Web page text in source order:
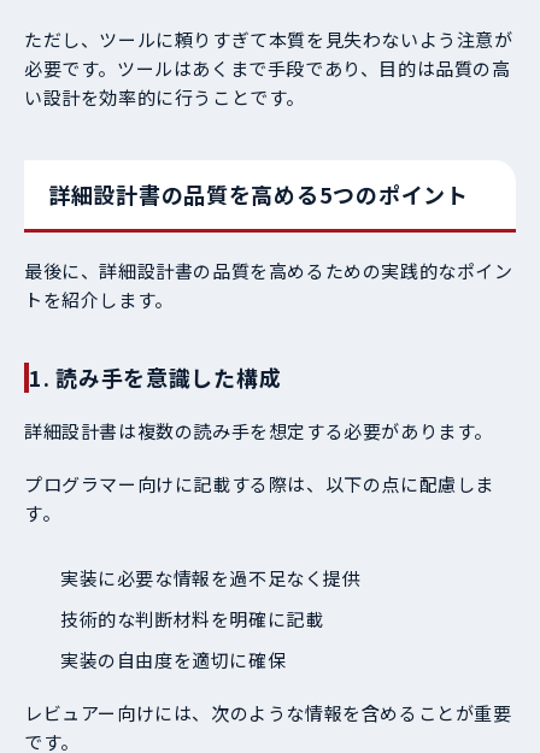
ただし、ツールに頼りすぎて本質を見失わないよう注意が
必要です。ツールはあくまで手段であり、目的は品質の高
い設計を効率的に行うことです。
詳細設計書の品質を高める5つのポイント
最後に、詳細設計書の品質を高めるための実践的なポイン
トを紹介します。
1. 読み手を意識した構成
詳細設計書は複数の読み手を想定する必要があります。
プログラマー向けに記載する際は、以下の点に配慮しま
す。
実装に必要な情報を過不足なく提供
技術的な判断材料を明確に記載
実装の自由度を適切に確保
レビュアー向けには、次のような情報を含めることが重要
です。